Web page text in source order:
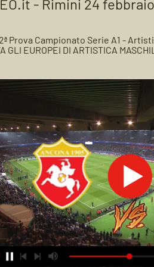
- Rimini 24
Prova Campionato Serie A1 -
GLI EUROPEI DI ARTISTICA